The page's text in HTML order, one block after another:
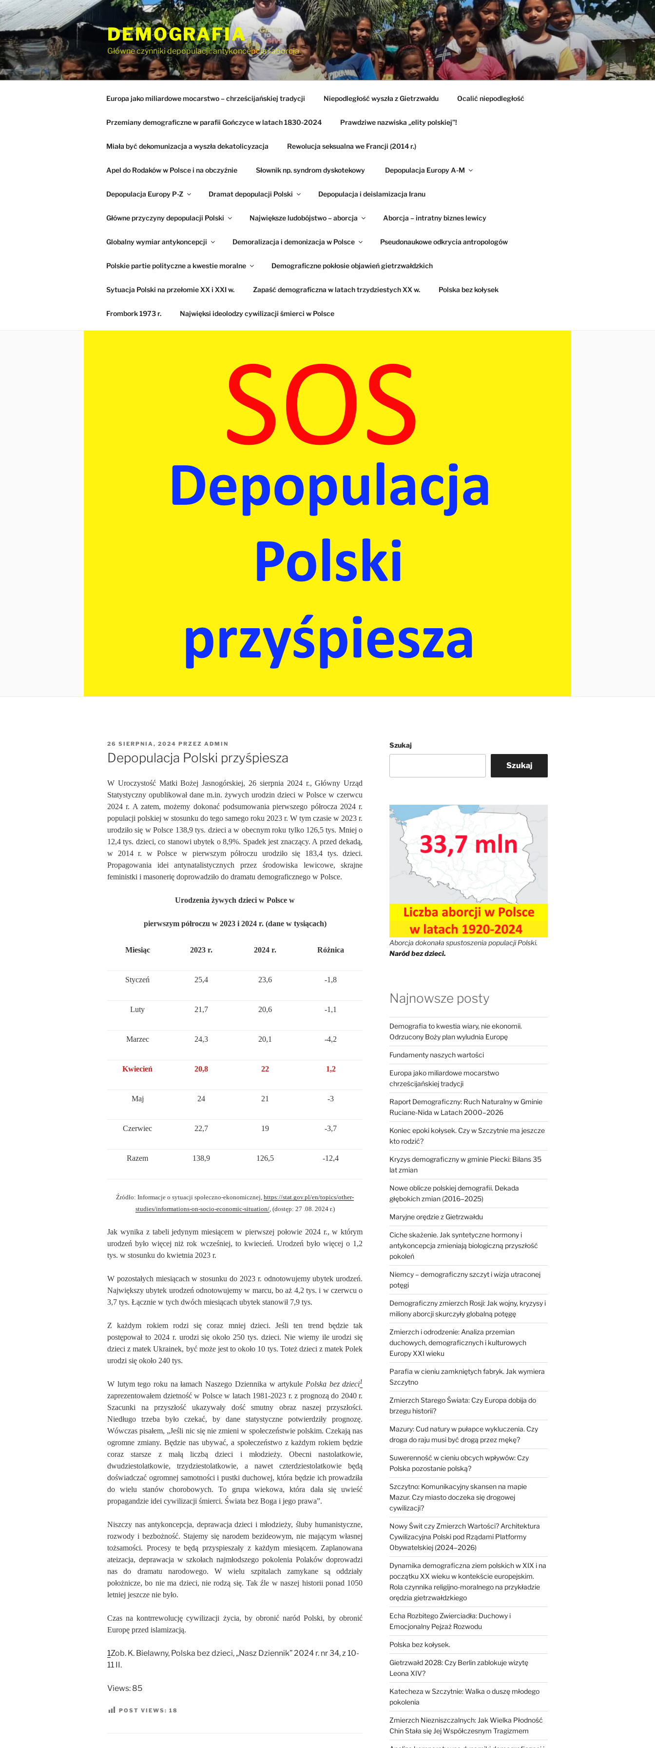
Przejdź
do
treści
DEMOGRAFIA
Główne czynniki depopulacji: antykoncepcja i aborcja
Europa jako miliardowe mocarstwo – chrześcijańskiej tradycji Niepodległość wyszła z Gietrzwałdu Ocalić niepodległość
Przemiany demograficzne w parafii Gończyce w latach 1830-2024 Prawdziwe nazwiska „elity polskiej”!
Miała być dekomunizacja a wyszła dekatolicyzacja Rewolucja seksualna we Francji (2014 r.)
Apel do Rodaków w Polsce i na obczyźnie Słownik np. syndrom dyskotekowy Depopulacja Europy A-M
Depopulacja Europy P-Z Dramat depopulacji Polski Depopulacja i deislamizacja Iranu
Główne przyczyny depopulacji Polski Największe ludobójstwo – aborcja Aborcja – intratny biznes lewicy
Globalny wymiar antykoncepcji Demoralizacja i demonizacja w Polsce Pseudonaukowe odkrycia antropologów
Polskie partie polityczne a kwestie moralne Demograficzne pokłosie objawień gietrzwałdzkich
Sytuacja Polski na przełomie XX i XXI w. Zapaść demograficzna w latach trzydziestych XX w. Polska bez kołysek
Frombork 1973 r. Najwięksi ideolodzy cywilizacji śmierci w Polsce
OPUBLIKOWANE
W
26 SIERPNIA, 2024 PRZEZ ADMIN
Depopulacja Polski przyśpiesza
W Uroczystość Matki Bożej Jasnogórskiej, 26 sierpnia 2024 r., Główny Urząd
Statystyczny opublikował dane m.in. żywych urodzin dzieci w Polsce w czerwcu
2024 r. A zatem, możemy dokonać podsumowania pierwszego półrocza 2024 r.
populacji polskiej w stosunku do tego samego roku 2023 r. W tym czasie w 2023 r.
urodziło się w Polsce 138,9 tys. dzieci a w obecnym roku tylko 126,5 tys. Mniej o
12,4 tys. dzieci, co stanowi ubytek o 8,9%. Spadek jest znaczący. A przed dekadą,
w 2014 r. w Polsce w pierwszym półroczu urodziło się 183,4 tys. dzieci.
Propagowania idei antynatalistycznych przez środowiska lewicowe, skrajne
feministki i masonerię doprowadziło do dramatu demograficznego w Polsce.
Urodzenia żywych dzieci w Polsce w
pierwszym półroczu w 2023 i 2024 r. (dane w tysiącach)
Miesiąc 2023 r. 2024 r. Różnica
Styczeń 25,4 23,6 -1,8
Luty 21,7 20,6 -1,1
Marzec 24,3 20,1 -4,2
Kwiecień 20,8 22 1,2
Maj 24 21 -3
Czerwiec 22,7 19 -3,7
Razem 138,9 126,5 -12,4
Źródło:Informacje o sytuacji społeczno-ekonomicznej,https://stat.gov.pl/en/topics/other-
studies/informations-on-socio-economic-situation/, (dostęp: 27 .08. 2024 r.)
Jak wynika z tabeli jedynym miesiącem w pierwszej połowie 2024 r., w którym
urodzeń było więcej niż rok wcześniej, to kwiecień. Urodzeń było więcej o 1,2
tys. w stosunku do kwietnia 2023 r.
W pozostałych miesiącach w stosunku do 2023 r. odnotowujemy ubytek urodzeń.
Największy ubytek urodzeń odnotowujemy w marcu, bo aż 4,2 tys. i w czerwcu o
3,7 tys. Łącznie w tych dwóch miesiącach ubytek stanowił 7,9 tys.
Z każdym rokiem rodzi się coraz mniej dzieci. Jeśli ten trend będzie tak
postępował to 2024 r. urodzi się około 250 tys. dzieci. Nie wiemy ile urodzi się
dzieci z matek Ukrainek, być może jest to około 10 tys. Toteż dzieci z matek Polek
urodzi się około 240 tys.
W lutym tego roku na łamach Naszego Dziennika w artykule Polska bez dzieci1
zaprezentowałem dzietność w Polsce w latach 1981-2023 r. z prognozą do 2040 r.
Szacunki na przyszłość ukazywały dość smutny obraz naszej przyszłości.
Niedługo trzeba było czekać, by dane statystyczne potwierdziły prognozę.
Wówczas pisałem, „Jeśli nic się nie zmieni w społeczeństwie polskim. Czekają nas
ogromne zmiany. Będzie nas ubywać, a społeczeństwo z każdym rokiem będzie
coraz starsze z małą liczbą dzieci i młodzieży. Obecni nastolatkowie,
dwudziestolatkowie, trzydziestolatkowie, a nawet czterdziestolatkowie będą
doświadczać ogromnej samotności i pustki duchowej, która będzie ich prowadziła
do wielu stanów chorobowych. To grupa wiekowa, która dała się uwieść
propagandzie idei cywilizacji śmierci. Świata bez Boga i jego prawa”.
Niszczy nas antykoncepcja, deprawacja dzieci i młodzieży, śluby humanistyczne,
rozwody i bezbożność. Stajemy się narodem bezideowym, nie mającym własnej
tożsamości. Procesy te będą przyspieszały z każdym miesiącem. Zaplanowana
ateizacja, deprawacja w szkołach najmłodszego pokolenia Polaków doprowadzi
nas do dramatu narodowego. W wielu szpitalach zamykane są oddziały
położnicze, bo nie ma dzieci, nie rodzą się. Tak źle w naszej historii ponad 1050
letniej jeszcze nie było.
Czas na kontrrewolucję cywilizacji życia, by obronić naród Polski, by obronić
Europę przed islamizacją.
1Zob. K. Bielawny, Polska bez dzieci, „Nasz Dziennik” 2024 r. nr 34, z 10-
11 II.
Views: 85
POST VIEWS: 18
Szukaj
Szukaj
Aborcja dokonała spustoszenia populacji Polski.
Naród bez dzieci.
Najnowsze posty
Demografia to kwestia wiary, nie ekonomii.
Odrzucony Boży plan wyludnia Europę
Fundamenty naszych wartości
Europa jako miliardowe mocarstwo
chrześcijańskiej tradycji
Raport Demograficzny: Ruch Naturalny w Gminie
Ruciane-Nida w Latach 2000–2026
Koniec epoki kołysek. Czy w Szczytnie ma jeszcze
kto rodzić?
Kryzys demograficzny w gminie Piecki: Bilans 35
lat zmian
Nowe oblicze polskiej demografii. Dekada
głębokich zmian (2016–2025)
Maryjne orędzie z Gietrzwałdu
Ciche skażenie. Jak syntetyczne hormony i
antykoncepcja zmieniają biologiczną przyszłość
pokoleń
Niemcy – demograficzny szczyt i wizja utraconej
potęgi
Demograficzny zmierzch Rosji: Jak wojny, kryzysy i
miliony aborcji skurczyły globalną potęgę
Zmierzch i odrodzenie: Analiza przemian
duchowych, demograficznych i kulturowych
Europy XXI wieku
Parafia w cieniu zamkniętych fabryk. Jak wymiera
Szczytno
Zmierzch Starego Świata: Czy Europa dobija do
brzegu historii?
Mazury: Cud natury w pułapce wykluczenia. Czy
droga do raju musi być drogą przez mękę?
Suwerenność w cieniu obcych wpływów: Czy
Polska pozostanie polską?
Szczytno: Komunikacyjny skansen na mapie
Mazur. Czy miasto doczeka się drogowej
cywilizacji?
Nowy Świt czy Zmierzch Wartości? Architektura
Cywilizacyjna Polski pod Rządami Platformy
Obywatelskiej (2024–2026)
Dynamika demograficzna ziem polskich w XIX i na
początku XX wieku w kontekście europejskim.
Rola czynnika religijno-moralnego na przykładzie
orędzia gietrzwałdzkiego
Echa Rozbitego Zwierciadła: Duchowy i
Emocjonalny Pejzaż Rozwodu
Polska bez kołysek.
Gietrzwałd 2028: Czy Berlin zablokuje wizytę
Leona XIV?
Katecheza w Szczytnie: Walka o duszę młodego
pokolenia
Zmierzch Niezniszczalnych: Jak Wielka Płodność
Chin Stała się Jej Współczesnym Tragizmem